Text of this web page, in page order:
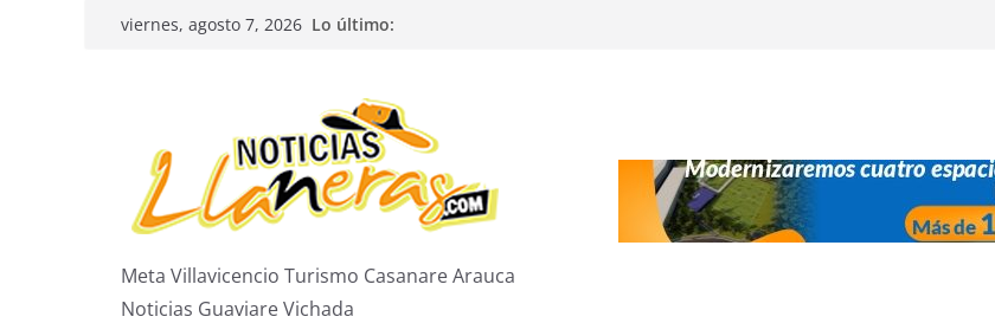
Saltarviernes, agosto 7, 2026 Lo último:
Meta Villavicencio Turismo Casanare Arauca
Noticias Guaviare Vichada